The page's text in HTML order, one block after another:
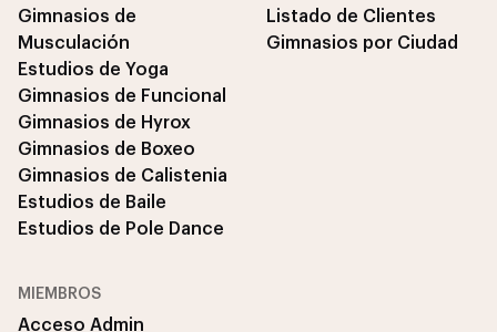
Gimnasios de
Musculación
Estudios de Yoga
Gimnasios de Funcional
Gimnasios de Hyrox
Gimnasios de Boxeo
Gimnasios de Calistenia
Estudios de Baile
Estudios de Pole Dance
Listado de Clientes
Gimnasios por Ciudad
MIEMBROS
Acceso Admin